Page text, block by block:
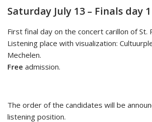
Saturday July 13 – Finals day 1
First final day on the concert carillon of St.
Listening place with visualization:
Mechelen.
Free admission.
The order of the candidates will be
listening position.